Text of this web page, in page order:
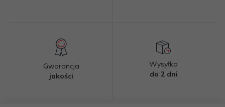
Gwarancja
jakości
Wysyłka
do 2 dni